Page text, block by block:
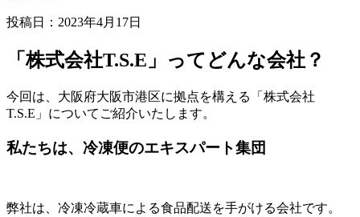
投稿日： 2023年4月17日
「株式会社T.S.E」ってどんな会社？
今回は、大阪府大阪市港区に拠点を構える「株式会社
T.S.E」についてご紹介いたします。
私たちは、冷凍便のエキスパート集団
弊社は、冷凍冷蔵車による食品配送を手がける会社です。